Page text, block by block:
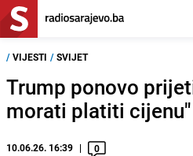
/ VIJESTI / SVIJET
Trump ponovo
morati platiti cijenu"
10.06.26. 16:39 0